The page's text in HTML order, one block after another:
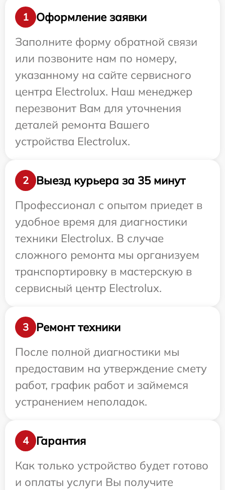
1
Оформление заявки
Заполните форму обратной связи
или позвоните нам по номеру,
указанному на сайте сервисного
центра Electrolux. Наш менеджер
перезвонит Вам для уточнения
деталей ремонта Вашего
устройства Electrolux.
2
Выезд курьера за 35 минут
Профессионал с опытом приедет в
удобное время для диагностики
техники Electrolux. В случае
сложного ремонта мы организуем
транспортировку в мастерскую в
сервисный центр Electrolux.
3
Ремонт техники
После полной диагностики мы
предоставим на утверждение смету
работ, график работ и займемся
устранением неполадок.
4
Гарантия
Как только устройство будет готово
и оплаты услуги Вы получите